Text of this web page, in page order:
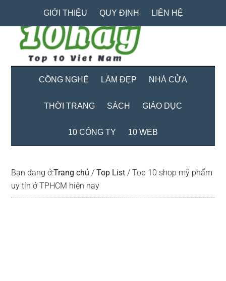
content
secondary
menu
primary
sidebar
GIỚI THIỆU QUY ĐỊNH LIÊN HỆ
CÔNG NGHỆ LÀM ĐẸP NHÀ CỬA
THỜI TRANG SÁCH GIÁO DỤC
10 CÔNG TY 10 WEB
Bạn đang ở:Trang chủ / Top List / Top 10 shop mỹ phẩm
uy tín ở TPHCM hiện nay